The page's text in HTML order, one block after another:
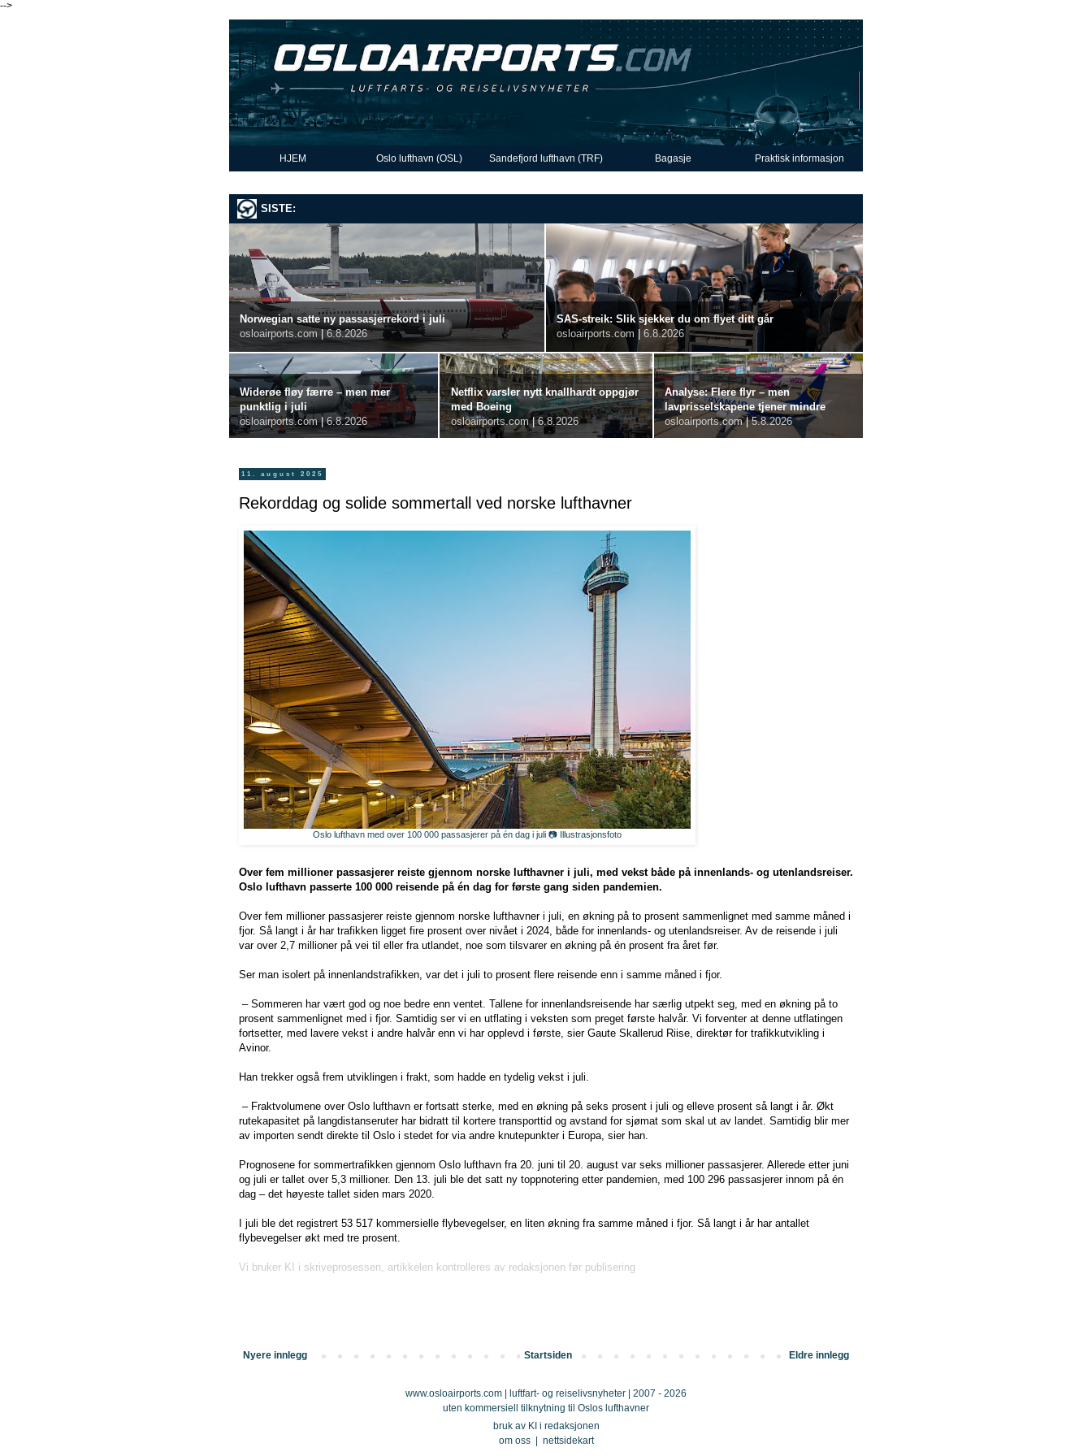
-->
HJEM Oslo lufthavn (OSL) Sandefjord lufthavn (TRF) Bagasje Praktisk informasjon
SISTE:
Norwegian satte ny passasjerrekord i juli
osloairports.com
6.8.2026
SAS-streik: Slik sjekker du om flyet ditt går
osloairports.com
6.8.2026
Widerøe fløy færre – men mer
punktlig i juli
osloairports.com | 6.8.2026
Netflix varsler nytt knallhardt oppgjør
med Boeing
osloairports.com | 6.8.2026
Analyse: Flere flyr – men
lavprisselskapene tjener mindre
osloairports.com | 5.8.2026
11. august 2025
Rekorddag og solide sommertall ved norske lufthavner
Oslo lufthavn med over 100 000 passasjerer på én dag i juli 📷 Illustrasjonsfoto
Over fem millioner passasjerer reiste gjennom norske lufthavner i juli, med vekst både på innenlands- og utenlandsreiser.
Oslo lufthavn passerte 100 000 reisende på én dag for første gang siden pandemien.
Over fem millioner passasjerer reiste gjennom norske lufthavner i juli, en økning på to prosent sammenlignet med samme måned i
fjor. Så langt i år har trafikken ligget fire prosent over nivået i 2024, både for innenlands- og utenlandsreiser. Av de reisende i juli
var over 2,7 millioner på vei til eller fra utlandet, noe som tilsvarer en økning på én prosent fra året før.
Ser man isolert på innenlandstrafikken, var det i juli to prosent flere reisende enn i samme måned i fjor.
– Sommeren har vært god og noe bedre enn ventet. Tallene for innenlandsreisende har særlig utpekt seg, med en økning på to
prosent sammenlignet med i fjor. Samtidig ser vi en utflating i veksten som preget første halvår. Vi forventer at denne utflatingen
fortsetter, med lavere vekst i andre halvår enn vi har opplevd i første, sier Gaute Skallerud Riise, direktør for trafikkutvikling i
Avinor.
Han trekker også frem utviklingen i frakt, som hadde en tydelig vekst i juli.
– Fraktvolumene over Oslo lufthavn er fortsatt sterke, med en økning på seks prosent i juli og elleve prosent så langt i år. Økt
rutekapasitet på langdistanseruter har bidratt til kortere transporttid og avstand for sjømat som skal ut av landet. Samtidig blir mer
av importen sendt direkte til Oslo i stedet for via andre knutepunkter i Europa, sier han.
Prognosene for sommertrafikken gjennom Oslo lufthavn fra 20. juni til 20. august var seks millioner passasjerer. Allerede etter juni
og juli er tallet over 5,3 millioner. Den 13. juli ble det satt ny toppnotering etter pandemien, med 100 296 passasjerer innom på én
dag – det høyeste tallet siden mars 2020.
I juli ble det registrert 53 517 kommersielle flybevegelser, en liten økning fra samme måned i fjor. Så langt i år har antallet
flybevegelser økt med tre prosent.
Vi bruker KI i skriveprosessen, artikkelen kontrolleres av redaksjonen før publisering
Nyere innlegg Eldre innlegg
Startsiden
www.osloairports.com | luftfart- og reiselivsnyheter | 2007 - 2026
uten kommersiell tilknytning til Oslos lufthavner
bruk av KI i redaksjonen
om oss| nettsidekart